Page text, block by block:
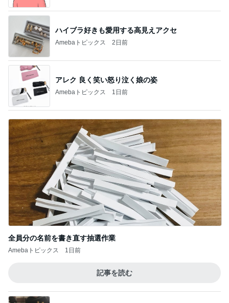
ハイブラ好きも愛用する高見えアクセ
Amebaトピックス 2日前
アレク 良く笑い怒り泣く娘の姿
Amebaトピックス 1日前
全員分の名前を書き直す抽選作業
Amebaトピックス 1日前
記事を読む